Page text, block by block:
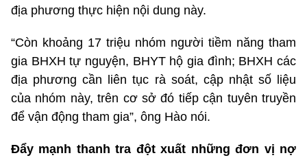
địa phương thực hiện nội dung này.
“Còn khoảng 17 triệu nhóm người tiềm năng tham
gia BHXH tự nguyện, BHYT hộ gia đình; BHXH các
địa phương cần liên tục rà soát, cập nhật số liệu
của nhóm này, trên cơ sở đó tiếp cận tuyên truyền
để vận động tham gia”, ông Hào nói.
Đẩy mạnh thanh tra đột xuất những đơn vị nợ